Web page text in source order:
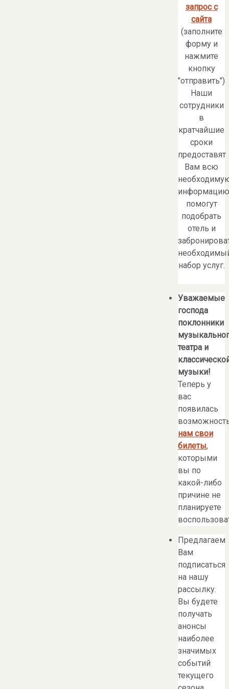
запрос с
сайта
(заполните
форму и
нажмите
кнопку
"отправить")
Наши
сотрудники
в
кратчайшие
сроки
предоставят
Вам всю
помогут
подобрать
отель и
набор услуг.
Уважаемые
господа
поклонники
театра и
музыки!
Теперь у
вас
появилась
нам свои
билеты,
которыми
вы по
какой-либо
причине не
планируете
Предлагаем
Вам
подписаться
на нашу
рассылку.
Вы будете
получать
анонсы
наиболее
значимых
событий
текущего